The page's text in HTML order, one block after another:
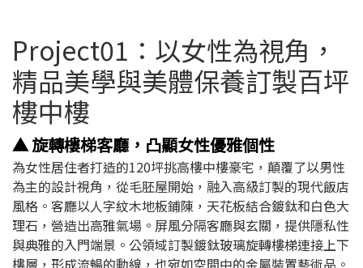
Project01：以女性為視角，
精品美學與美體保養訂製百坪
樓中樓
▲ 旋轉樓梯客廳，凸顯女性優雅個性
為女性居住者打造的120坪挑高樓中樓豪宅，顛覆了以男性
為主的設計視角，從毛胚屋開始，融入高級訂製的現代飯店
風格。客廳以人字紋木地板鋪陳，天花板結合鍍鈦和白色大
理石，營造出高雅氣場。屏風分隔客廳與玄關，提供隱私性
與典雅的入門端景。公領域訂製鍍鈦玻璃旋轉樓梯連接上下
樓層，形成流暢的動線，也宛如空間中的金屬裝置藝術品。